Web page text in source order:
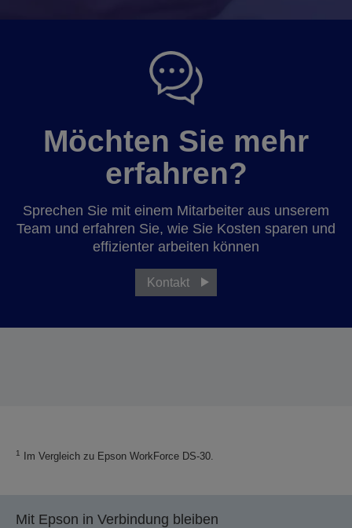
Möchten Sie mehr
erfahren?
Sprechen Sie mit einem Mitarbeiter aus unserem
Team und erfahren Sie, wie Sie Kosten sparen und
effizienter arbeiten können
Kontakt
1 Im Vergleich zu Epson WorkForce DS-30.
Mit Epson in Verbindung bleiben